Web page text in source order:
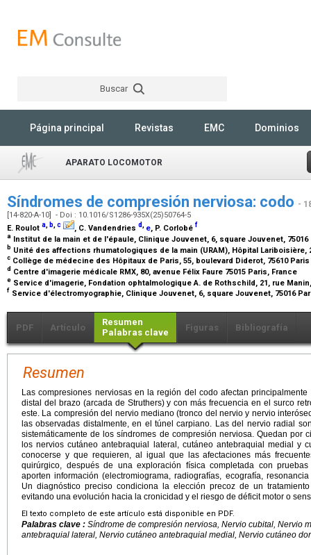
Buscar
Página principal Revistas EMC Dominios
APARATO LOCOMOTOR
Síndromes de compresión nerviosa: codo -
[14-820-A-10] - Doi : 10.1016/S1286-935X(25)50764-5
E. Roulot a, b,c , C. Vandendries d, e, P. Corlobé f
a Institut de la main et de l'épaule, Clinique Jouvenet, 6, square Jouvenet,
b Unité des affections rhumatologiques de la main (URAM), Hôpital Lariboisière,
c Collège de médecine des Hôpitaux de Paris, 55, boulevard Diderot, 75610
d Centre d'imagerie médicale RMX, 80, avenue Félix Faure 75015 Paris, France
e Service d'imagerie, Fondation ophtalmologique A. de Rothschild, 21, rue
f Service d'électromyographie, Clinique Jouvenet, 6, square Jouvenet, 75016
PDF Artículo
Resumen
Palabras clave
Figuras Bibliografía
Resumen
Las compresiones nerviosas en la región del codo afectan
distal del brazo (arcada de Struthers) y con más frecuencia en el surco
este. La compresión del nervio mediano (tronco del nervio y nervio
las observadas distalmente, en el túnel carpiano. Las del nervio radial
sistemáticamente de los síndromes de compresión nerviosa. Quedan por
los nervios cutáneo antebraquial lateral, cutáneo antebraquial medial y
conocerse y que requieren, al igual que las afectaciones más
quirúrgico, después de una exploración física completada con
aporten información (electromiograma, radiografías, ecografía,
Un diagnóstico preciso condiciona la elección precoz de un
evitando una evolución hacia la cronicidad y el riesgo de déficit motor o
El texto completo de este artículo está disponible en PDF.
Palabras clave : Síndrome de compresión nerviosa, Nervio cubital, Nervio
antebraquial lateral, Nervio cutáneo antebraquial medial, Nervio cutáneo